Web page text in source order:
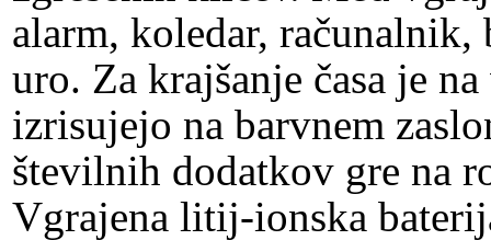
alarm, koledar,
uro. Za krajšanje časa je
izrisujejo na barvnem
številnih dodatkov gre na
Vgrajena litij-ionska